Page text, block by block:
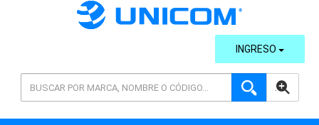
AVANZADA
INGRESO